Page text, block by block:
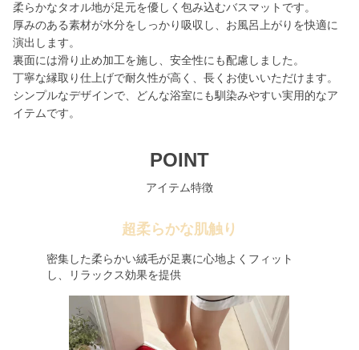
柔らかなタオル地が足元を優しく包み込むバスマットです。
厚みのある素材が水分をしっかり吸収し、お風呂上がりを快適に
演出します。
裏面には滑り止め加工を施し、安全性にも配慮しました。
丁寧な縁取り仕上げで耐久性が高く、長くお使いいただけます。
シンプルなデザインで、どんな浴室にも馴染みやすい実用的なア
イテムです。
POINT
アイテム特徴
超柔らかな肌触り
密集した柔らかい絨毛が足裏に心地よくフィット
し、リラックス効果を提供